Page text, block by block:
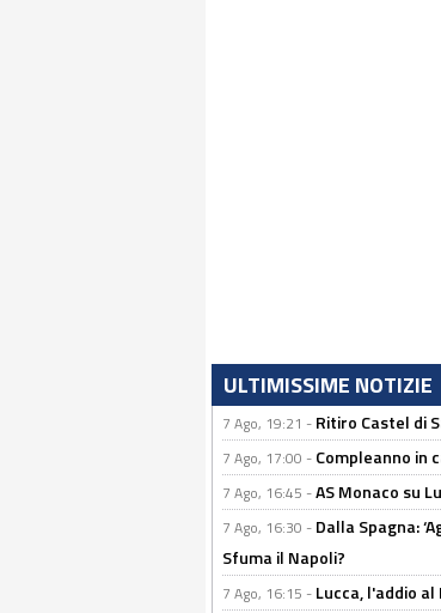
ULTIMISSIME NOTIZIE
7 Ago, 19:21 - Ritiro Castel di
7 Ago, 17:00 - Compleanno in
7 Ago, 16:45 -AS Monaco su
7 Ago, 16:30 - Dalla Spagna:
Sfuma il Napoli?
7 Ago, 16:15 - Lucca, l'addio